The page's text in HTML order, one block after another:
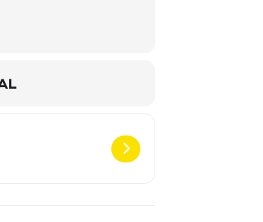
Address - Solo zu zweit - St. Pölten [drYJ0iOe7]